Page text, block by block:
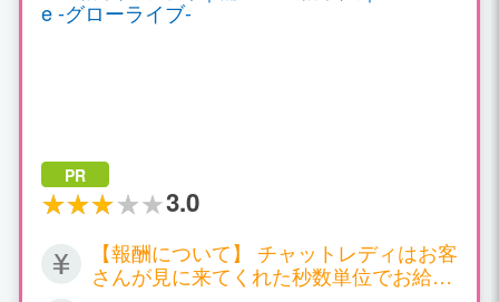
PR
3.0
【報酬について】 チャットレディはお客
さんが見に来てくれた秒数単位でお給料